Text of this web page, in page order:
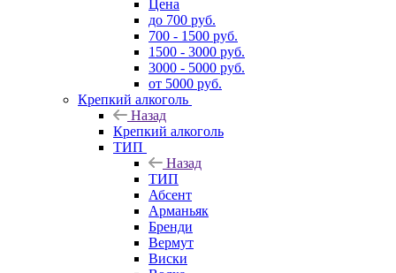
Цена
до 700 руб.
700 - 1500 руб.
1500 - 3000 руб.
3000 - 5000 руб.
от 5000 руб.
Крепкий алкоголь
Назад
Крепкий алкоголь
ТИП
Назад
ТИП
Абсент
Арманьяк
Бренди
Вермут
Виски